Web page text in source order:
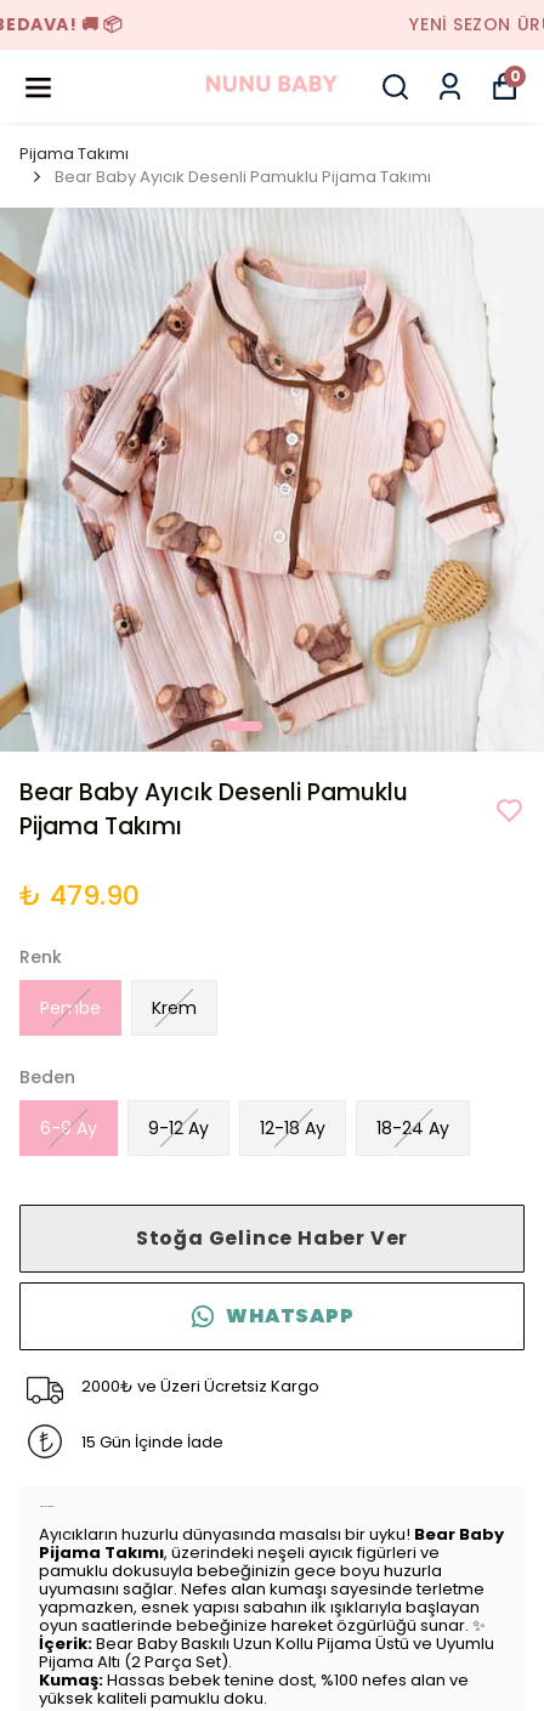
0
Pijama Takımı
Bear Baby Ayıcık Desenli Pamuklu Pijama Takımı
Bear Baby Ayıcık Desenli Pamuklu
Pijama Takımı
₺ 479.90
Renk
Pembe Krem
Beden
6-9 Ay 9-12 Ay 12-18 Ay 18-24 Ay
Stoğa Gelince Haber Ver
WHATSAPP
2000₺ ve Üzeri Ücretsiz Kargo
15 Gün İçinde İade
Ayıcıkların huzurlu dünyasında masalsı bir uyku! Bear Baby
Pijama Takımı, üzerindeki neşeli ayıcık figürleri ve
pamuklu dokusuyla bebeğinizin gece boyu huzurla
uyumasını sağlar. Nefes alan kumaşı sayesinde terletme
yapmazken, esnek yapısı sabahın ilk ışıklarıyla başlayan
oyun saatlerinde bebeğinize hareket özgürlüğü sunar. ✨
İçerik:Bear Baby Baskılı Uzun Kollu Pijama Üstü ve Uyumlu
Pijama Altı (2 Parça Set).
Kumaş:Hassas bebek tenine dost, %100 nefes alan ve
yüksek kaliteli pamuklu doku.